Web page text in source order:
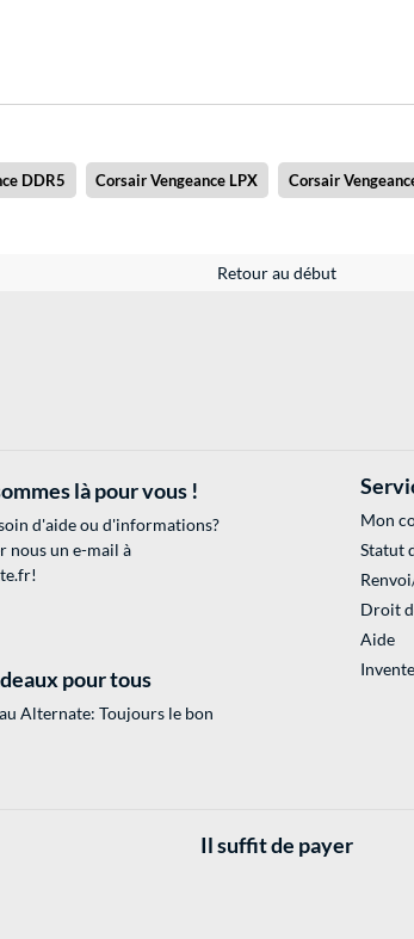
DDR5 Corsair Vengeance LPX Corsair
Retour au début
là pour vous !
d'aide ou d'informations?
nous un e-mail à
!
pour tous
Alternate: Toujours le bon
Mon
Statut
Droit
Aide
Il suffit de payer